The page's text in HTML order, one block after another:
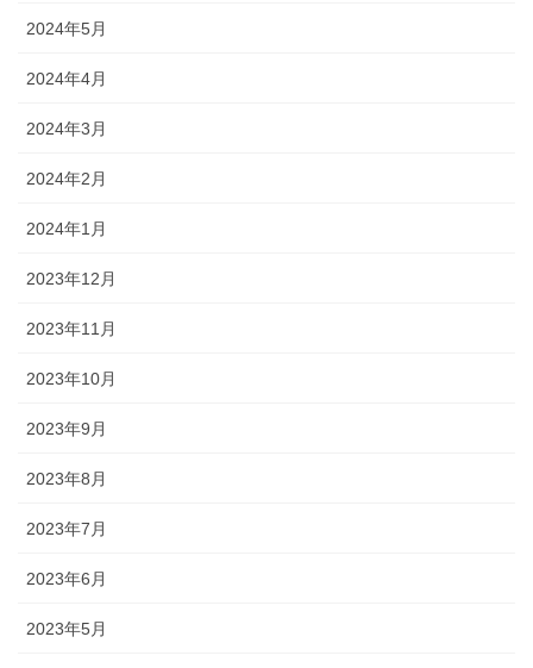
2024年5月
2024年4月
2024年3月
2024年2月
2024年1月
2023年12月
2023年11月
2023年10月
2023年9月
2023年8月
2023年7月
2023年6月
2023年5月